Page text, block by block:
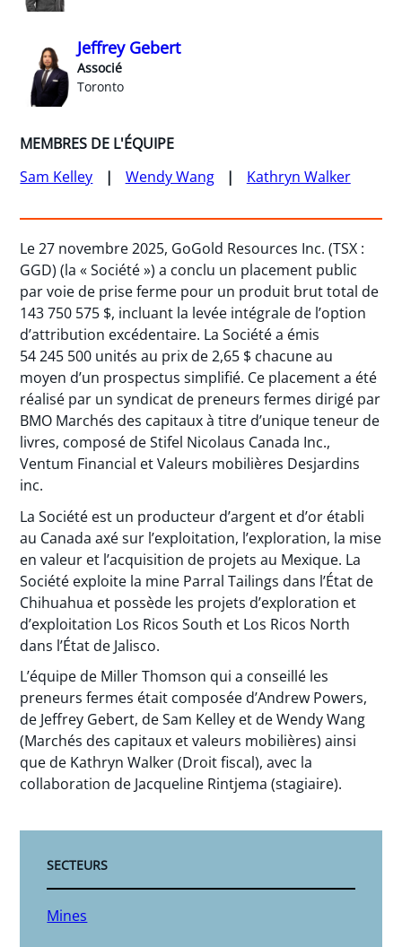
Jeffrey Gebert
Associé
Toronto
MEMBRES DE L'ÉQUIPE
Sam Kelley
Wendy Wang Kathryn Walker
Le 27 novembre 2025, GoGold Resources Inc. (TSX :
GGD) (la « Société ») a conclu un placement public
par voie de prise ferme pour un produit brut total de
143 750 575 $, incluant la levée intégrale de l’option
d’attribution excédentaire. La Société a émis
54 245 500 unités au prix de 2,65 $ chacune au
moyen d’un prospectus simplifié. Ce placement a été
réalisé par un syndicat de preneurs fermes dirigé par
BMO Marchés des capitaux à titre d’unique teneur de
livres, composé de Stifel Nicolaus Canada Inc.,
Ventum Financial et Valeurs mobilières Desjardins
inc.
La Société est un producteur d’argent et d’or établi
au Canada axé sur l’exploitation, l’exploration, la mise
en valeur et l’acquisition de projets au Mexique. La
Société exploite la mine Parral Tailings dans l’État de
Chihuahua et possède les projets d’exploration et
d’exploitation Los Ricos South et Los Ricos North
dans l’État de Jalisco.
L’équipe de Miller Thomson qui a conseillé les
preneurs fermes était composée d’Andrew Powers,
de Jeffrey Gebert, de Sam Kelley et de Wendy Wang
(Marchés des capitaux et valeurs mobilières) ainsi
que de Kathryn Walker (Droit fiscal), avec la
collaboration de Jacqueline Rintjema (stagiaire).
SECTEURS
Mines